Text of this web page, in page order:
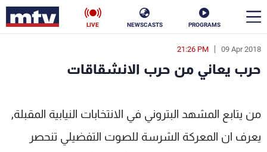
PROGRAMS
NEWSCASTS
LIVE
09 Apr 2018
21:26 PM
حرب يعاني من حرب الانشقاقات
من يتابع المشهد البتروني في الانتخابات النيابية المقبلة,
يعرف ان المعركة الشرسة للصوت التفضيلي تنحصر
en
الأخبار
سياسة ناس
إقتصاد فن